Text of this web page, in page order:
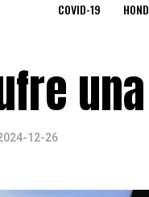
COVID-19
12-26